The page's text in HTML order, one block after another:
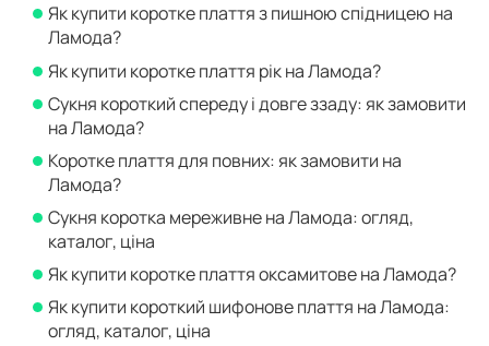
Як купити коротке плаття з пишною спідницею на
Ламода?
Як купити коротке плаття рік на Ламода?
Сукня короткий спереду і довге ззаду: як замовити
на Ламода?
Коротке плаття для повних: як замовити на
Ламода?
Сукня коротка мереживне на Ламода: огляд,
каталог, ціна
Як купити коротке плаття оксамитове на Ламода?
Як купити короткий шифонове плаття на Ламода:
огляд, каталог, ціна